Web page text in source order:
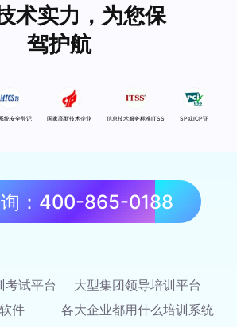
术实力，为您保
驾护航
统安全登记 国家高新技术企业 信息技术服务标准ITSS SP或ICP证
：400-865-0188
考试平台
大型集团领导培训平台
件
各大企业都用什么培训系统